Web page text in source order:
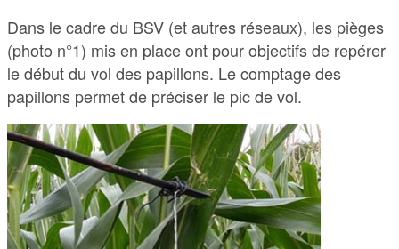
Dans le cadre du BSV (et autres réseaux), les pièges
(photo n°1) mis en place ont pour objectifs de repérer
le début du vol des papillons. Le comptage des
papillons permet de préciser le pic de vol.